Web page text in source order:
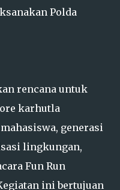
Polda
rencana untuk
karhutla
generasi
lingkungan,
Fun Run
ini bertujuan